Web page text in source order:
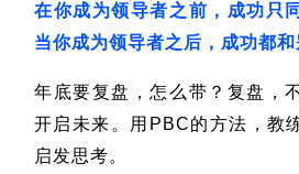
在你成为领导者之前，成功只
当你成为领导者之后，成功都和
年底要复盘，怎么带？ 复盘，
开启未来。
用PBC的方法，教
启发思考。